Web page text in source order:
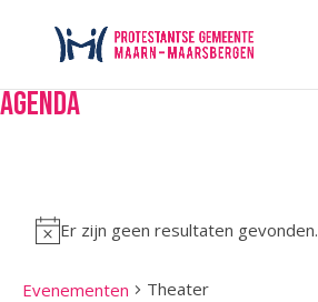
Agenda
Bericht
Er zijn geen resultaten gevonden.
Evenementen Theater